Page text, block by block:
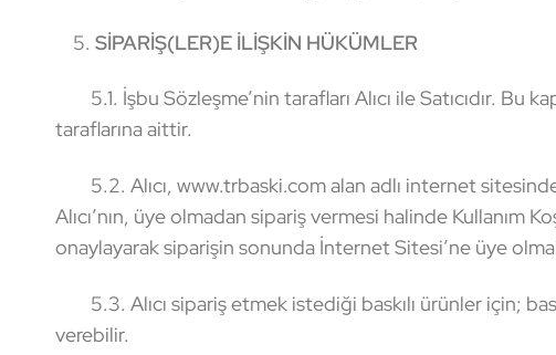
5. SİPARİŞ(LER)E İLİŞKİN HÜKÜMLER
5.1. İşbu Sözleşme’nin tarafları Alıcı ile Satıcıdır.
taraflarına aittir.
5.2. Alıcı, www.trbaski.com alan adlı internet
Alıcı’nın, üye olmadan sipariş vermesi halinde Kullanım
onaylayarak siparişin sonunda İnternet Sitesi’ne üye
5.3. Alıcı sipariş etmek istediği baskılı ürünler için;
verebilir.